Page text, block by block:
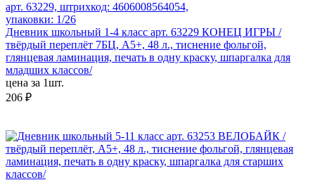
арт. 63229, штрихкод: 4606008564054,
упаковки: 1/26
Дневник школьный 1-4 класс арт. 63229 КОНЕЦ ИГРЫ /
твёрдый переплёт 7БЦ, А5+, 48 л., тиснение фольгой,
глянцевая ламинация, печать в одну краску, шпаргалка для
младших классов/
цена за 1шт.
206 ₽